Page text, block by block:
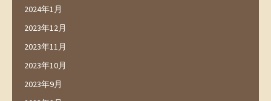
2024年1月
2023年12月
2023年11月
2023年10月
2023年9月